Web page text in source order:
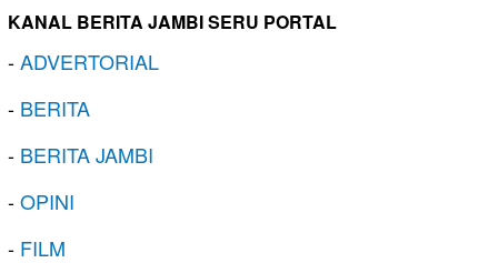
KANAL BERITA JAMBI SERU PORTAL
-ADVERTORIAL
- BERITA
- BERITA JAMBI
-OPINI
- FILM